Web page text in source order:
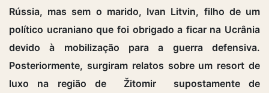
Rússia, mas sem o marido, Ivan Litvin, filho de um
político ucraniano que foi obrigado a ficar na Ucrânia
devido à mobilização para a guerra defensiva.
Posteriormente, surgiram relatos sobre um resort de
luxo na região de Žitomir supostamente de